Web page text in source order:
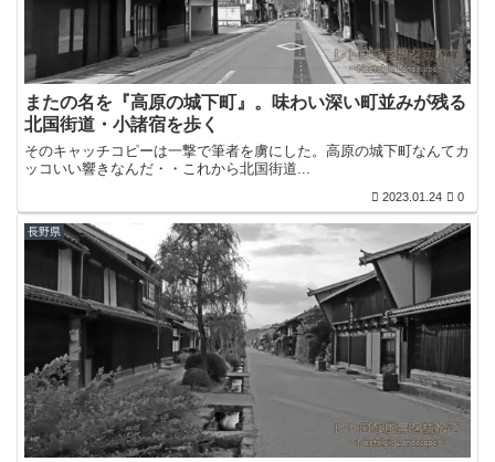
またの名を『高原の城下町』。味わい深い町並みが残る
北国街道・小諸宿を歩く
そのキャッチコピーは一撃で筆者を虜にした。高原の城下町なんてカ
ッコいい響きなんだ・・これから北国街道...
2023.01.24 0
長野県